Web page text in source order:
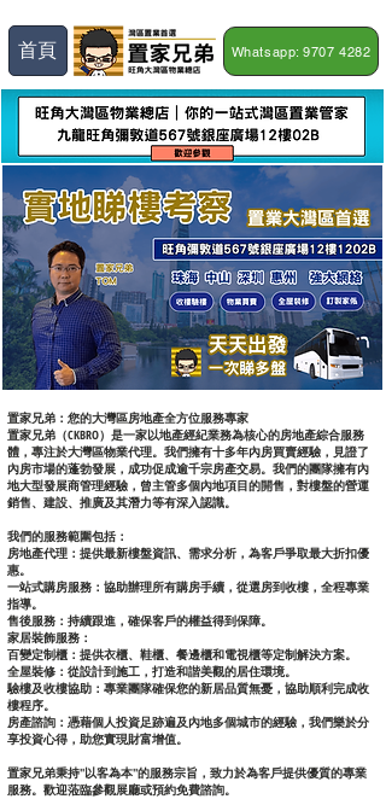
首頁 Whatsapp: 9707 4282
置家兄弟：您的大灣區房地產全方位服務專家
置家兄弟（CKBRO）是一家以地產經紀業務為核心的房地產綜合服務
體，專注於大灣區物業代理。我們擁有十多年內房買賣經驗，見證了
內房市場的蓬勃發展，成功促成逾千宗房產交易。我們的團隊擁有內
地大型發展商管理經驗，曾主管多個內地項目的開售，對樓盤的營運
銷售、建設、推廣及其潛力等有深入認識。
我們的服務範圍包括：
房地產代理：提供最新樓盤資訊、需求分析，為客戶爭取最大折扣優
惠。
一站式購房服務：協助辦理所有購房手續，從選房到收樓，全程專業
指導。
售後服務：持續跟進，確保客戶的權益得到保障。
家居裝飾服務：
百變定制櫃：提供衣櫃、鞋櫃、餐邊櫃和電視櫃等定制解決方案。
全屋裝修：從設計到施工，打造和諧美觀的居住環境。
驗樓及收樓協助：專業團隊確保您的新居品質無憂，協助順利完成收
樓程序。
房產諮詢：憑藉個人投資足跡遍及內地多個城市的經驗，我們樂於分
享投資心得，助您實現財富增值。
置家兄弟秉持"以客為本"的服務宗旨，致力於為客戶提供優質的專業
服務。歡迎蒞臨參觀展廳或預約免費諮詢。